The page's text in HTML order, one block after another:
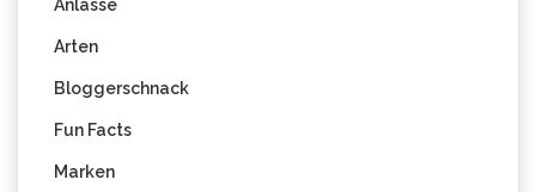
Anlässe
Arten
Bloggerschnack
Fun Facts
Marken